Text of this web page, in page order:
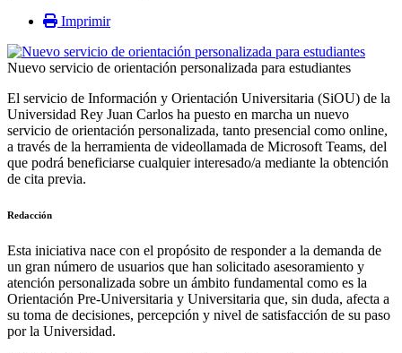
Imprimir
Nuevo servicio de orientación personalizada para estudiantes
El servicio de Información y Orientación Universitaria (SiOU) de la
Universidad Rey Juan Carlos ha puesto en marcha un nuevo
servicio de orientación personalizada, tanto presencial como online,
a través de la herramienta de videollamada de Microsoft Teams, del
que podrá beneficiarse cualquier interesado/a mediante la obtención
de cita previa.
Redacción
Esta iniciativa nace con el propósito de responder a la demanda de
un gran número de usuarios que han solicitado asesoramiento y
atención personalizada sobre un ámbito fundamental como es la
Orientación Pre-Universitaria y Universitaria que, sin duda, afecta a
su toma de decisiones, percepción y nivel de satisfacción de su paso
por la Universidad.